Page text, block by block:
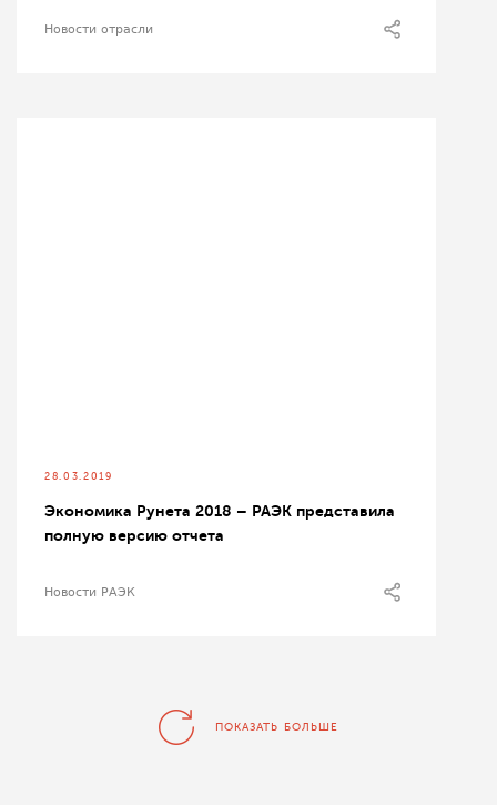
Новости отрасли
28.03.2019
Экономика Рунета 2018 – РАЭК представила
полную версию отчета
Новости РАЭК
ПОКАЗАТЬ БОЛЬШЕ